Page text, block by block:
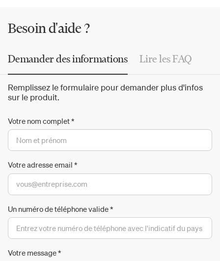
Besoin d'aide ?
Demander des informations Lire les FAQ
Remplissez le formulaire pour demander plus d'infos
sur le produit.
Votre nom complet*
Votre adresse email *
Un numéro de téléphone valide*
Votre message*